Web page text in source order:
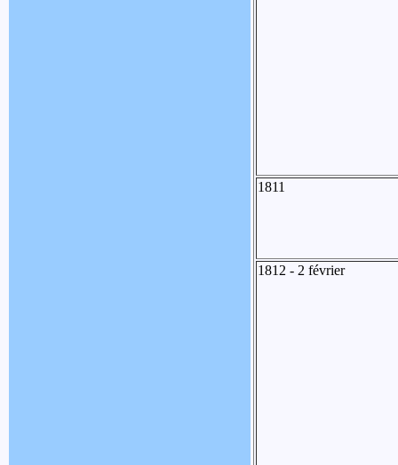
1811
1812 - 2 février